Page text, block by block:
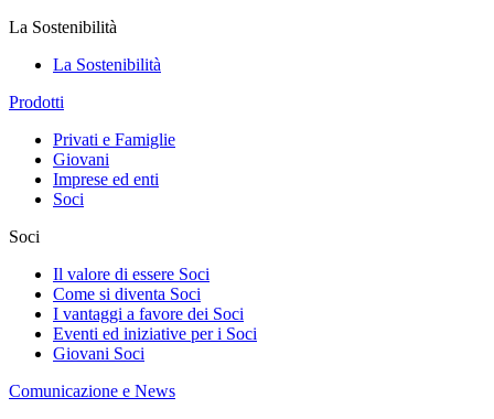
La Sostenibilità
La Sostenibilità
Prodotti
Privati e Famiglie
Giovani
Imprese ed enti
Soci
Soci
Il valore di essere Soci
Come si diventa Soci
I vantaggi a favore dei Soci
Eventi ed iniziative per i Soci
Giovani Soci
Comunicazione e News